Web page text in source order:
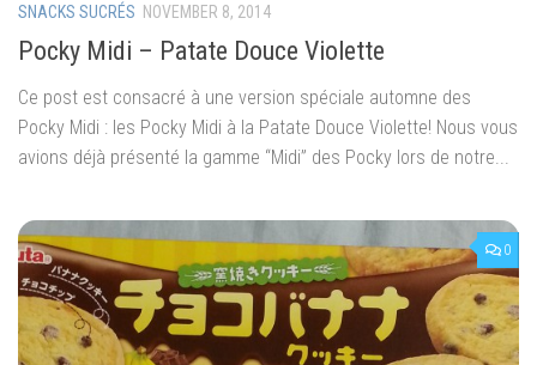
SNACKS SUCRÉS NOVEMBER 8, 2014
Pocky Midi – Patate Douce Violette
Ce post est consacré à une version spéciale automne des
Pocky Midi : les Pocky Midi à la Patate Douce Violette! Nous vous
avions déjà présenté la gamme “Midi” des Pocky lors de notre...
0